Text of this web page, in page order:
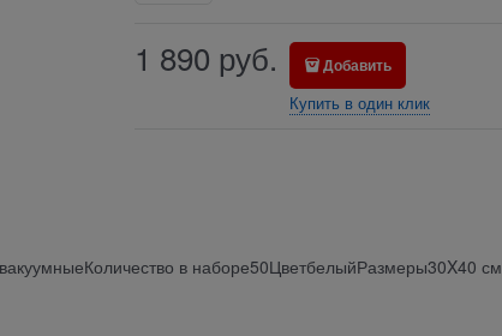
1 890 руб. Добавить
Купить в один клик
в наборе50ЦветбелыйРазмеры30X40 см